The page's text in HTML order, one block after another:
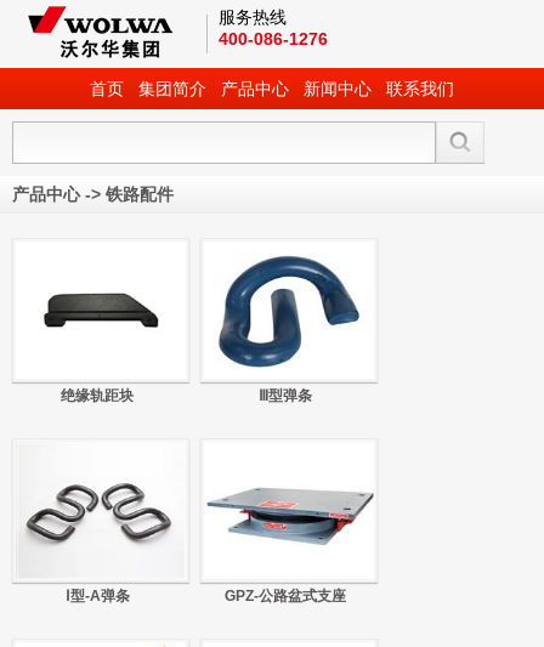
服务热线
400-086-1276
首页 集团简介 产品中心 新闻中心 联系我们
产品中心-> 铁路配件
绝缘轨距块 Ⅲ型弹条
Ⅰ型-A弹条 GPZ-公路盆式支座